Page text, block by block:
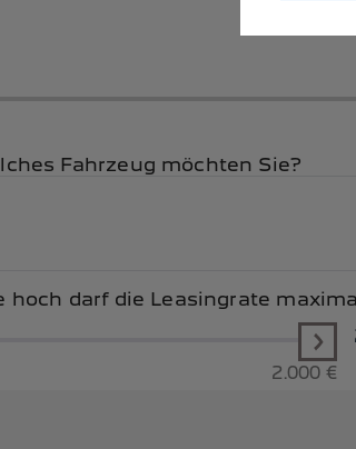
Fahrzeug möchten Sie?
hoch darf die Leasingrate
2.000 €